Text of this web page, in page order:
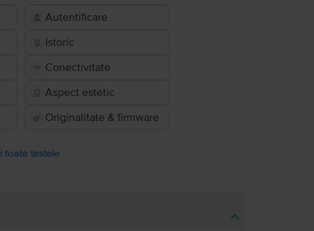
Autentificare
Istoric
Conectivitate
Aspect estetic
Originalitate & firmware
toate testele